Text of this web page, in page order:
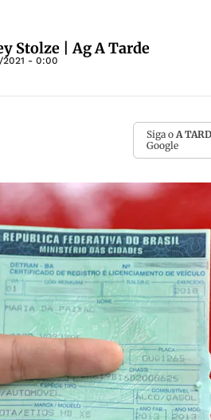
Stolze | Ag A Tarde
2021 - 0:00
Siga o A
Google